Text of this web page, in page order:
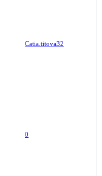
Catia.titova32
0